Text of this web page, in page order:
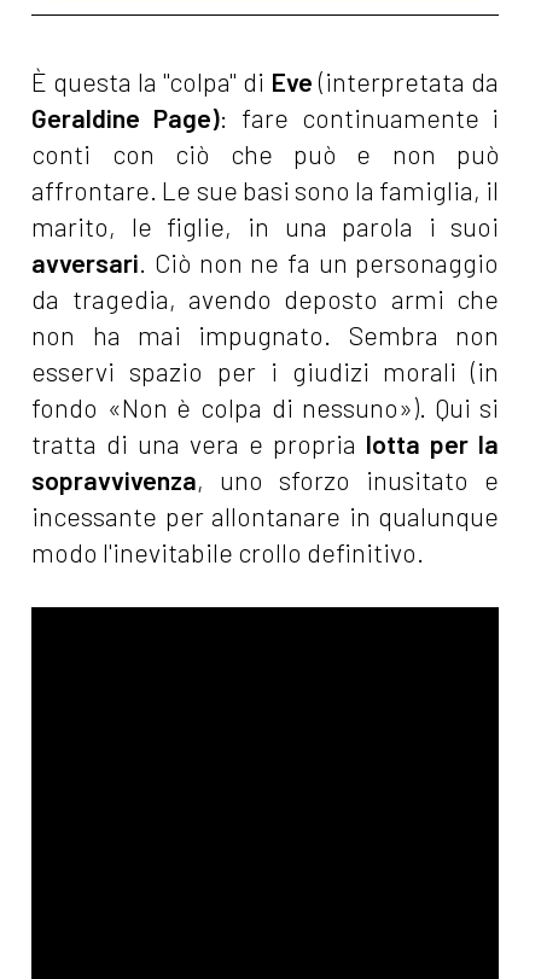
È questa la "colpa" di Eve(interpretata da
Geraldine Page): fare continuamente i
conti con ciò che può e non può
affrontare. Le sue basi sono la famiglia, il
marito, le figlie, in una parola i suoi
avversari . Ciò non ne fa un personaggio
da tragedia, avendo deposto armi che
non ha mai impugnato. Sembra non
esservi spazio per i giudizi morali (in
fondo «Non è colpa di nessuno»). Qui si
tratta di una vera e propria lotta per la
sopravvivenza, uno sforzo inusitato e
incessante per allontanare in qualunque
modo l'inevitabile crollo definitivo.